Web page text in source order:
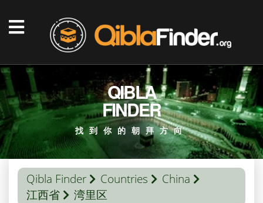
QIBLA
FINDER
找到你的朝拜方向
Qibla Finder Countries
China
江西省
湾里区